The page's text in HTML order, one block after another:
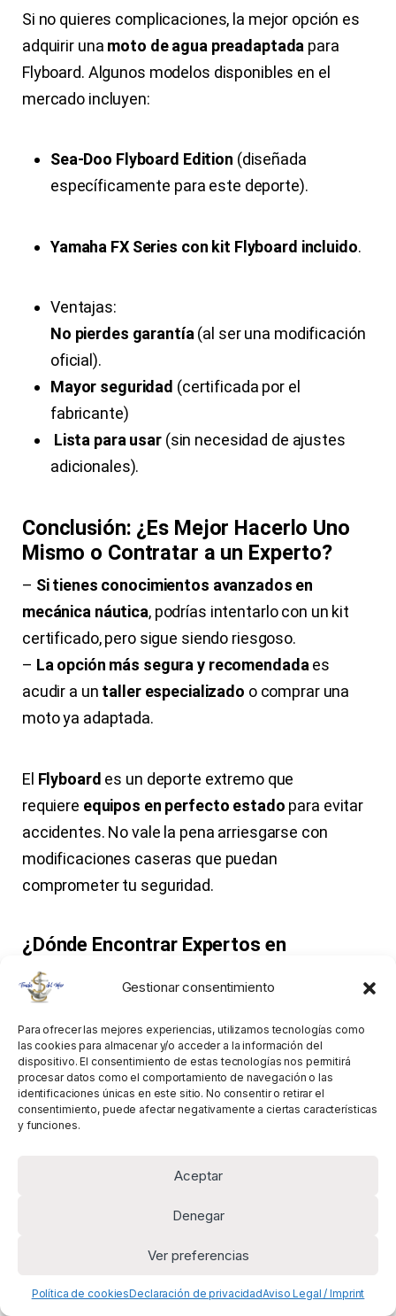
Gestionar consentimiento
Para ofrecer las mejores experiencias, utilizamos tecnologías como
las cookies para almacenar y/o acceder a la información del
dispositivo. El consentimiento de estas tecnologías nos permitirá
procesar datos como el comportamiento de navegación o las
identificaciones únicas en este sitio. No consentir o retirar el
consentimiento, puede afectar negativamente a ciertas características
y funciones.
Aceptar
Denegar
Ver preferencias
Política de cookiesDeclaración de privacidadAviso Legal / Imprint
Si no quieres complicaciones, la mejor opción es
adquirir una moto de agua preadaptada para
Flyboard. Algunos modelos disponibles en el
mercado incluyen:
Sea-Doo Flyboard Edition (diseñada
específicamente para este deporte).
Yamaha FX Series con kit Flyboard incluido.
Ventajas:
No pierdes garantía(al ser una modificación
oficial).
Mayor seguridad (certificada por el
fabricante)
Lista para usar(sin necesidad de ajustes
adicionales).
Conclusión: ¿Es Mejor Hacerlo Uno
Mismo o Contratar a un Experto?
– Si tienes conocimientos avanzados en
mecánica náutica, podrías intentarlo con un kit
certificado, pero sigue siendo riesgoso.
– La opción más segura y recomendada es
acudir a un taller especializado o comprar una
moto ya adaptada.
El Flyboard es un deporte extremo que
requiere equipos en perfecto estado para evitar
accidentes. No vale la pena arriesgarse con
modificaciones caseras que puedan
comprometer tu seguridad.
¿Dónde Encontrar Expertos en
Adaptación de Flyboard?
turísticas (Cancún, Ibiza, Miami).
Talleres náuticos autorizados(consulta con
distribuidores de motos de agua).
Fabricantes oficialescomo Zapata Racing.
emocionante deporte, asegúrate de que tu equipo
esté en las mejores manos.¡Volar sobre el agua